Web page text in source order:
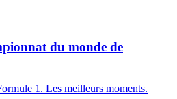
du monde de
1. Les meilleurs moments.